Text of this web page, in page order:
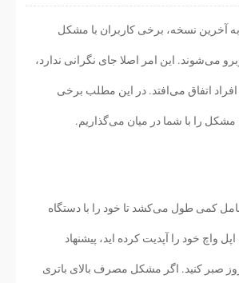
به آخرین نسخه، برخی کاربران با مشکل
می‌شوند. این امر اصلا جای نگرانی ندارد،
اتفاق می‌افتد. در این مطلب برخی
را با شما در میان می‌گذاریم.
کمی طول می‌کشد تا خود را با دستگاه
واچ خود را آپدیت کرده اید، پیشنهاد
صبر کنید. اگر مشکل مصرف بالای باتری